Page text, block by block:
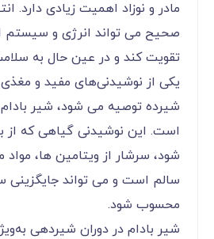
مادر و نوزاد اهمیت زیادی دارد.
صحیح می ‌تواند انرژی و سیستم
تقویت کند و در عین حال به
یکی از نوشیدنی‌های مفید و مغذی
شیرده توصیه می‌ شود، شیر
است. این نوشیدنی گیاهی که از
شود، سرشار از ویتامین‌ ها،
سالم است و می ‌تواند جایگزینی
محسوب شود.
شیر بادام در دوران شیردهی